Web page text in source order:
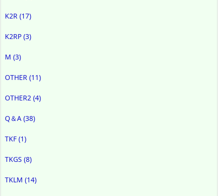
K2R (17)
K2RP (3)
M (3)
OTHER (11)
OTHER2 (4)
Q＆A (38)
TKF (1)
TKGS (8)
TKLM (14)